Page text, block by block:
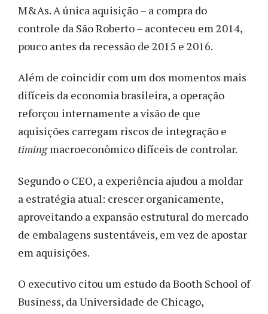
M&As. A única aquisição – a compra do
controle da São Roberto – aconteceu em 2014,
pouco antes da recessão de 2015 e 2016.
Além de coincidir com um dos momentos mais
difíceis da economia brasileira, a operação
reforçou internamente a visão de que
aquisições carregam riscos de integração e
timingmacroeconômico difíceis de controlar.
Segundo o CEO, a experiência ajudou a moldar
a estratégia atual: crescer organicamente,
aproveitando a expansão estrutural do mercado
de embalagens sustentáveis, em vez de apostar
em aquisições.
O executivo citou um estudo da Booth School of
Business, da Universidade de Chicago,